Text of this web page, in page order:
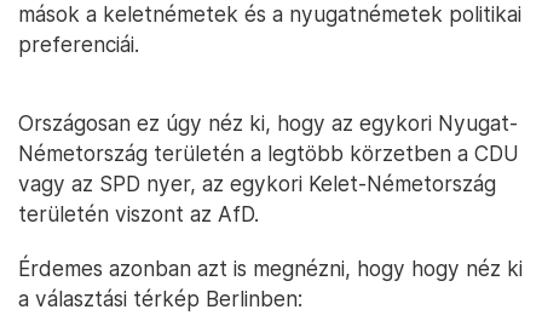
mások a keletnémetek és a nyugatnémetek politikai
preferenciái.
Országosan ez úgy néz ki, hogy az egykori Nyugat-
Németország területén a legtöbb körzetben a CDU
vagy az SPD nyer, az egykori Kelet-Németország
területén viszont az AfD.
Érdemes azonban azt is megnézni, hogy hogy néz ki
a választási térkép Berlinben: